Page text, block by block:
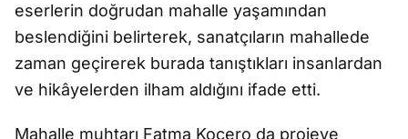
eserlerin doğrudan mahalle yaşamından
beslendiğini belirterek, sanatçıların mahallede
zaman geçirerek burada tanıştıkları insanlardan
ve hikâyelerden ilham aldığını ifade etti.
Mahalle muhtarı Fatma Koçero da projeye